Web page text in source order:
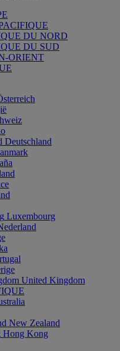
DU NORD
DU SUD
ORIENT
Deutschland
Luxembourg
United Kingdom
New Zealand
Hong Kong